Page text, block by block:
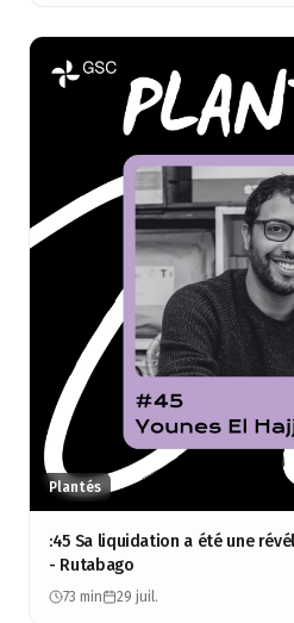
Plantés
:45 Sa liquidation a été une
- Rutabago
73 min 29 juil.